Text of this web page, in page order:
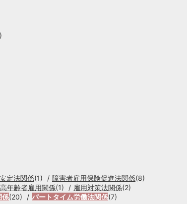
定法関係(1) 障害者雇用保険促進法関係(8)
高年齢者雇用関係(1) 雇用対策法関係(2)
係(20) パートタイム労働法関係(7)